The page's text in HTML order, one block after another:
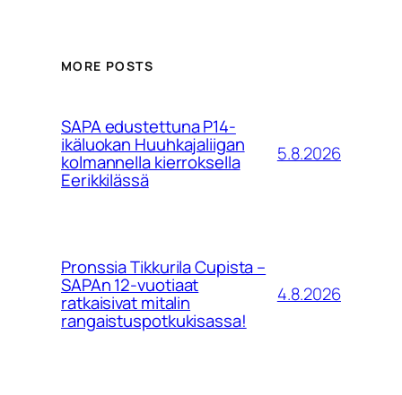
MORE POSTS
SAPA edustettuna P14-
ikäluokan Huuhkajaliigan
kolmannella kierroksella
Eerikkilässä
5.8.2026
Pronssia Tikkurila Cupista –
SAPAn 12-vuotiaat
ratkaisivat mitalin
rangaistuspotkukisassa!
4.8.2026